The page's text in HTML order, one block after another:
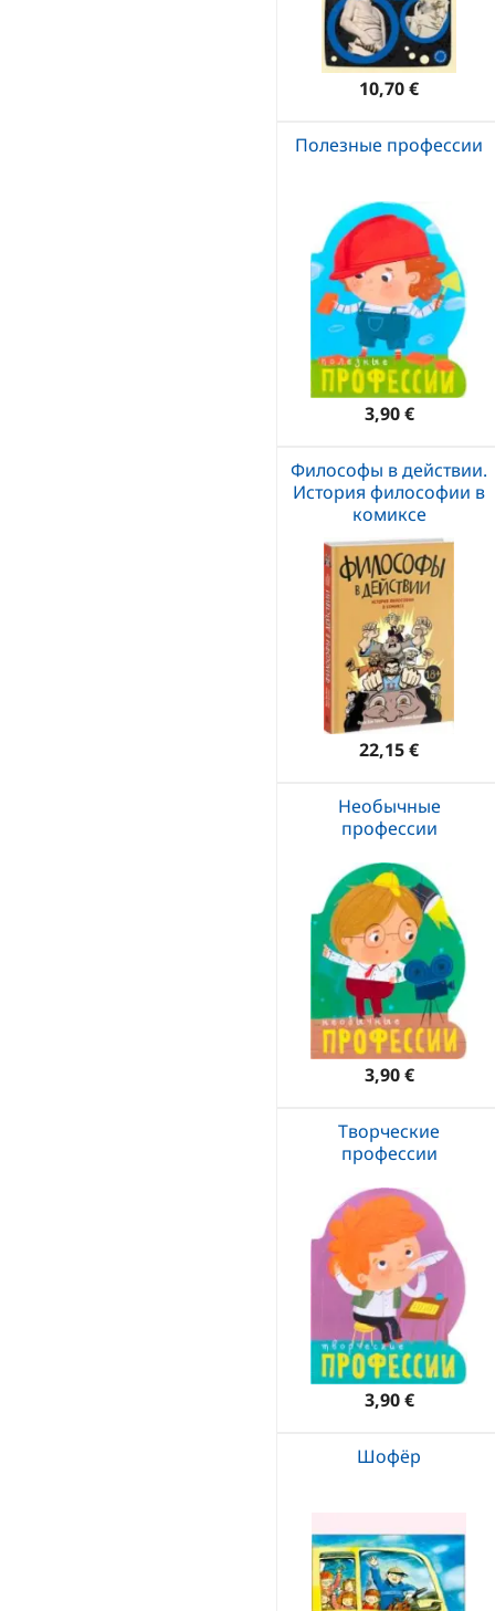
10,70 €
Полезные профессии
3,90 €
Философы в действии.
История философии в
комиксе
22,15 €
Необычные
профессии
3,90 €
Творческие
профессии
3,90 €
Шофёр